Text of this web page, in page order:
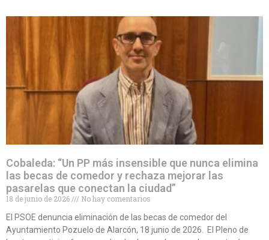
Cobaleda: “Un PP más insensible que nunca elimina
las becas de comedor y rechaza mejorar las
pasarelas que conectan la ciudad”
18 de junio de 2026
No hay comentarios
El PSOE denuncia eliminación de las becas de comedor del
Ayuntamiento Pozuelo de Alarcón, 18 junio de 2026. El Pleno de